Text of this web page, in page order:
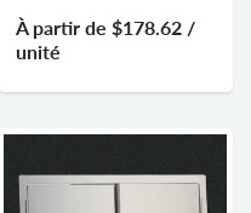
À partir de $178.62 /
unité